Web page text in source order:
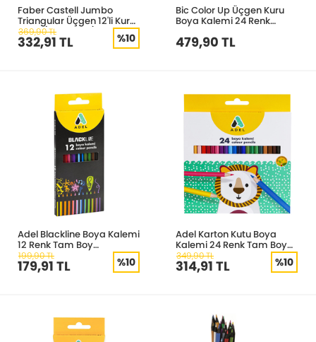
Faber Castell Jumbo
Triangular Üçgen 12'li Kuru
Boya (Metal Tüp) 116615
369,90 TL
332,91 TL %10
Bic Color Up Üçgen Kuru
Boya Kalemi 24 Renk
479,90 TL
Adel Blackline Boya Kalemi
12 Renk Tam Boy
2112312000
199,90 TL
179,91 TL %10
Adel Karton Kutu Boya
Kalemi 24 Renk Tam Boy
2112365001
349,90 TL
314,91 TL %10